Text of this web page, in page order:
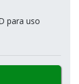
para uso